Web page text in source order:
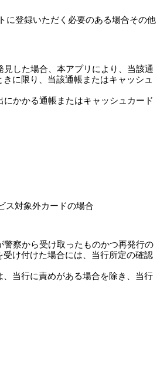
に登録いただく必要のある場合その他
した場合、本アプリにより、当該通
に限り、当該通帳またはキャッシュ
かかる通帳またはキャッシュカード
ス対象外カードの場合
察から受け取ったものかつ再発行の
け付けた場合には、当行所定の確認
当行に責めがある場合を除き、当行